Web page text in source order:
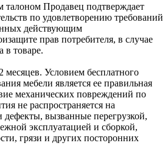
Продавец подтверждает
по удовлетворению требований
действующим
прав потребителя, в случае
в товаре.
месяцев. Условием бесплатного
мебели является ее правильная
механических повреждений по
не распространяется на
дефекты, вызванные перегрузкой,
эксплуатацией и сборкой,
грязи и других посторонних